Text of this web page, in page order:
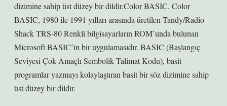
dizimine sahip üst düzey bir dildir.Color BASIC. Color
BASIC, 1980 ile 1991 yılları arasında üretilen Tandy/Radio
Shack TRS-80 Renkli bilgisayarların ROM’unda bulunan
Microsoft BASIC’in bir uygulamasıdır. BASIC (Başlangıç ​​
Seviyesi Çok Amaçlı Sembolik Talimat Kodu), basit
programlar yazmayı kolaylaştıran basit bir söz dizimine sahip
üst düzey bir dildir.